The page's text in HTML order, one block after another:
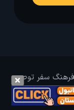
فرهنگ سفر توصیه